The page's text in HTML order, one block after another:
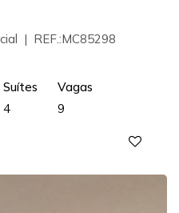
| REF.:MC85298
Suítes
4
Vagas
9